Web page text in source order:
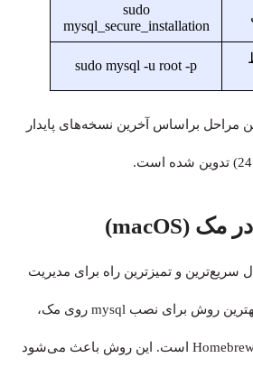
sudo
mysql_secure_installation
sudo mysql -u root -p
مراحل براساس آخرین نسخه‌های پایدار
سریع‌ترین و تمیزترین راه برای مدیریت
ابزارهای توسعه هستند. بهترین روش برای نصب mysql روی مک،
استفاده از مدیریت پکیج Homebrew است. این روش باعث می‌شود